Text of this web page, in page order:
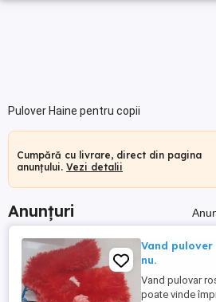
Pulover Haine pentru copii
Cumpără cu livrare, direct din pagina
anunțului. Vezi detalii
Anunțuri
Vand
nu.
Vand pulovar
poate vinde